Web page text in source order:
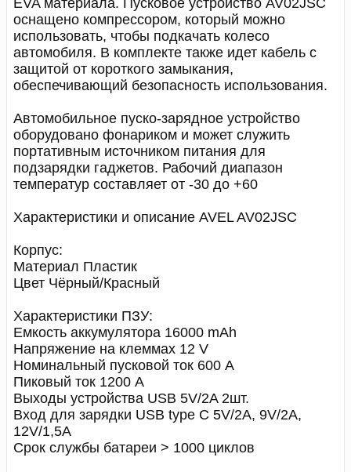
EVA материала. Пусковое устройство AV02JSС
оснащено компрессором, который можно
использовать, чтобы подкачать колесо
автомобиля. В комплекте также идет кабель с
защитой от короткого замыкания,
обеспечивающий безопасность использования.
Автомобильное пуско-зарядное устройство
оборудовано фонариком и может служить
портативным источником питания для
подзарядки гаджетов. Рабочий диапазон
температур составляет от -30 до +60
Характеристики и описание AVEL AV02JSС
Корпус:
Материал Пластик
Цвет Чёрный/Красный
Характеристики ПЗУ:
Емкость аккумулятора 16000 mAh
Напряжение на клеммах 12 V
Номинальный пусковой ток 600 A
Пиковый ток 1200 A
Выходы устройства USB 5V/2A 2шт.
Вход для зарядки USB type C 5V/2A, 9V/2A,
12V/1,5A
Cрок службы батареи > 1000 циклов